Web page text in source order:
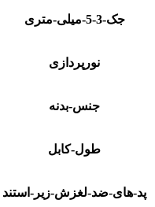
جک-3-5-میلی-متری
نورپردازی
جنس-بدنه
طول-کابل
پد-های-ضد-لغزش-زیر-استند